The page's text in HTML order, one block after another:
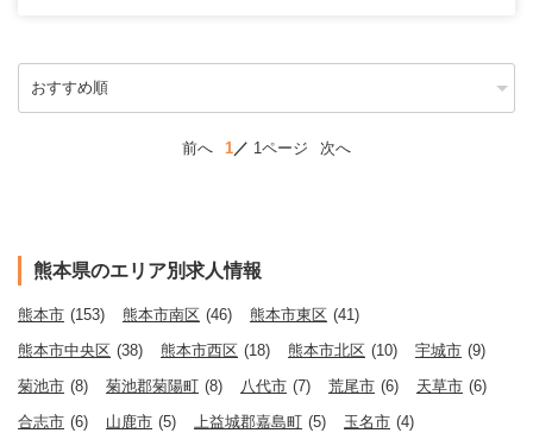
前へ 1 1ページ 次へ
熊本県のエリア別求人情報
熊本市 (153) 熊本市南区 (46) 熊本市東区 (41)
熊本市中央区 (38) 熊本市西区 (18) 熊本市北区 (10) 宇城市 (9)
菊池市 (8) 菊池郡菊陽町 (8) 八代市 (7) 荒尾市 (6) 天草市 (6)
合志市 (6) 山鹿市 (5) 上益城郡嘉島町 (5) 玉名市 (4)